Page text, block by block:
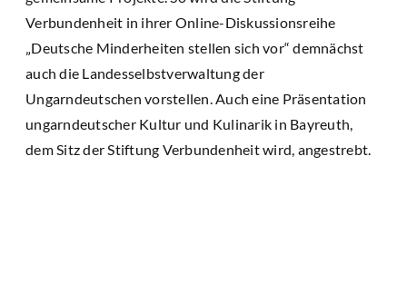
Verbundenheit in ihrer Online-Diskussionsreihe
„Deutsche Minderheiten stellen sich vor“ demnächst
auch die Landesselbstverwaltung der
Ungarndeutschen vorstellen. Auch eine Präsentation
ungarndeutscher Kultur und Kulinarik in Bayreuth,
dem Sitz der Stiftung Verbundenheit wird, angestrebt.